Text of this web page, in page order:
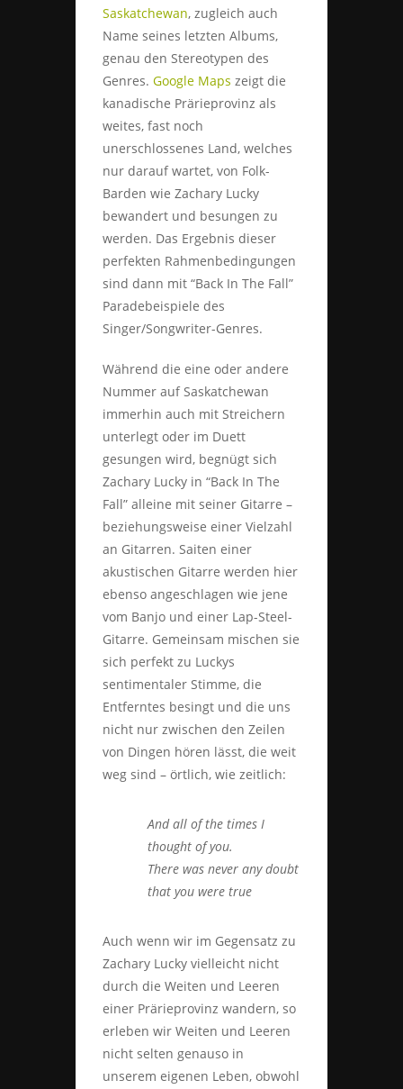
Saskatchewan, zugleich auch
Name seines letzten Albums,
genau den Stereotypen des
Genres. Google Maps zeigt die
kanadische Prärieprovinz als
weites, fast noch
unerschlossenes Land, welches
nur darauf wartet, von Folk-
Barden wie Zachary Lucky
bewandert und besungen zu
werden. Das Ergebnis dieser
perfekten Rahmenbedingungen
sind dann mit “Back In The Fall”
Paradebeispiele des
Singer/Songwriter-Genres.
Während die eine oder andere
Nummer auf Saskatchewan
immerhin auch mit Streichern
unterlegt oder im Duett
gesungen wird, begnügt sich
Zachary Lucky in “Back In The
Fall” alleine mit seiner Gitarre –
beziehungsweise einer Vielzahl
an Gitarren. Saiten einer
akustischen Gitarre werden hier
ebenso angeschlagen wie jene
vom Banjo und einer Lap-Steel-
Gitarre. Gemeinsam mischen sie
sich perfekt zu Luckys
sentimentaler Stimme, die
Entferntes besingt und die uns
nicht nur zwischen den Zeilen
von Dingen hören lässt, die weit
weg sind – örtlich, wie zeitlich:
And all of the times I
thought of you.
There was never any doubt
that you were true
Auch wenn wir im Gegensatz zu
Zachary Lucky vielleicht nicht
durch die Weiten und Leeren
einer Prärieprovinz wandern, so
erleben wir Weiten und Leeren
nicht selten genauso in
unserem eigenen Leben, obwohl